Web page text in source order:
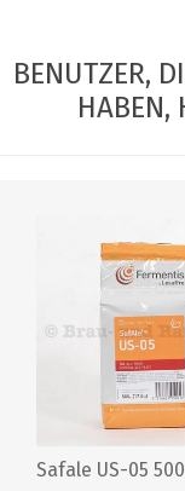
BENUTZER,
HABEN,
Safale US-05